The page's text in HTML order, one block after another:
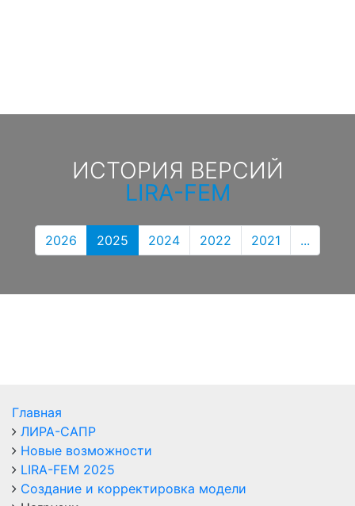
ИСТОРИЯ ВЕРСИЙ
LIRA-FEM
2026 2025 2024 2022 2021 ...
Главная
ЛИРА-САПР
Новые возможности
LIRA-FEM 2025
Создание и корректировка модели